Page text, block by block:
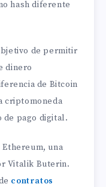
hash diferente
de permitir
dinero
de Bitcoin
criptomoneda
de pago digital.
Ethereum, una
Vitalik Buterin.
contratos